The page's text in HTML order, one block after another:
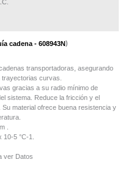
)
transportadoras, asegurando
curvas.
gracias a su radio mínimo de
sistema. Reduce la fricción y el
material ofrece buena resistencia y
.
10-5 °C-1.
ver Datos